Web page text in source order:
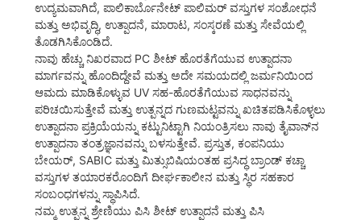
ಉದ್ಯಮವಾಗಿದೆ, ಪಾಲಿಕಾರ್ಬೊನೇಟ್ ಪಾಲಿಮರ್ ವಸ್ತುಗಳ ಸಂಶೋಧನೆ
ಮತ್ತು ಅಭಿವೃದ್ಧಿ, ಉತ್ಪಾದನೆ, ಮಾರಾಟ, ಸಂಸ್ಕರಣೆ ಮತ್ತು ಸೇವೆಯಲ್ಲಿ
ತೊಡಗಿಸಿಕೊಂಡಿದೆ.
ನಾವು ಹೆಚ್ಚು ನಿಖರವಾದ PC ಶೀಟ್ ಹೊರತೆಗೆಯುವ ಉತ್ಪಾದನಾ
ಮಾರ್ಗವನ್ನು ಹೊಂದಿದ್ದೇವೆ ಮತ್ತು ಅದೇ ಸಮಯದಲ್ಲಿ ಜರ್ಮನಿಯಿಂದ
ಆಮದು ಮಾಡಿಕೊಳ್ಳುವ UV ಸಹ-ಹೊರತೆಗೆಯುವ ಸಾಧನವನ್ನು
ಪರಿಚಯಿಸುತ್ತೇವೆ ಮತ್ತು ಉತ್ಪನ್ನದ ಗುಣಮಟ್ಟವನ್ನು ಖಚಿತಪಡಿಸಿಕೊಳ್ಳಲು
ಉತ್ಪಾದನಾ ಪ್ರಕ್ರಿಯೆಯನ್ನು ಕಟ್ಟುನಿಟ್ಟಾಗಿ ನಿಯಂತ್ರಿಸಲು ನಾವು ತೈವಾನ್‌ನ
ಉತ್ಪಾದನಾ ತಂತ್ರಜ್ಞಾನವನ್ನು ಬಳಸುತ್ತೇವೆ. ಪ್ರಸ್ತುತ, ಕಂಪನಿಯು
ಬೇಯರ್, SABIC ಮತ್ತು ಮಿತ್ಸುಬಿಷಿಯಂತಹ ಪ್ರಸಿದ್ಧ ಬ್ರಾಂಡ್ ಕಚ್ಚಾ
ವಸ್ತುಗಳ ತಯಾರಕರೊಂದಿಗೆ ದೀರ್ಘಕಾಲೀನ ಮತ್ತು ಸ್ಥಿರ ಸಹಕಾರ
ಸಂಬಂಧಗಳನ್ನು ಸ್ಥಾಪಿಸಿದೆ.
ನಮ್ಮ ಉತ್ಪನ್ನ ಶ್ರೇಣಿಯು ಪಿಸಿ ಶೀಟ್ ಉತ್ಪಾದನೆ ಮತ್ತು ಪಿಸಿ